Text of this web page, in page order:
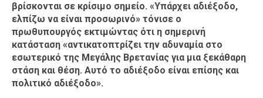
Food
Body+Mind
Ταξίδια
Style
Σπίτι
Family
Σχέσεις
βρίσκονται σε κρίσιμο σημείο. «Υπάρχει αδιέξοδο,
ελπίζω να είναι προσωρινό» τόνισε ο
πρωθυπουργός εκτιμώντας ότι η σημερινή
κατάσταση «αντικατοπτρίζει την αδυναμία στο
εσωτερικό της Μεγάλης Βρετανίας για μια ξεκάθαρη
στάση και θέση. Αυτό το αδιέξοδο είναι επίσης και
πολιτικό αδιέξοδο».